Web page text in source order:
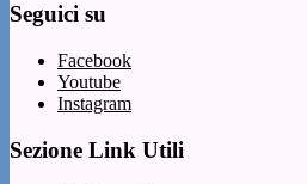
Seguici su
Facebook
Youtube
Instagram
Sezione Link Utili